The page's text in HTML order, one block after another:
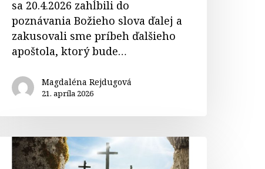
sa 20.4.2026 zahĺbili do
poznávania Božieho slova ďalej a
zakusovali sme príbeh ďalšieho
apoštola, ktorý bude…
Magdaléna Rejdugová
21. apríla 2026
Veľkonočný
webinár